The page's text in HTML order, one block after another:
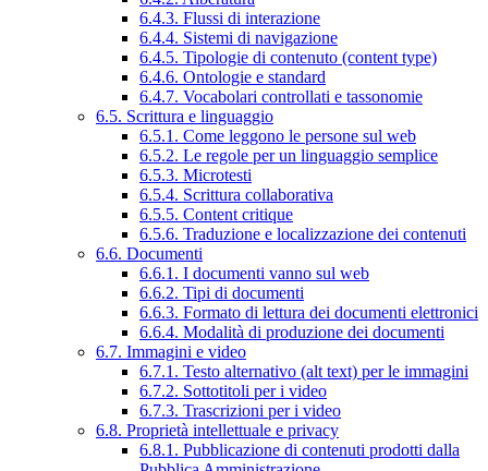
6.4.3. Flussi di interazione
6.4.4. Sistemi di navigazione
6.4.5. Tipologie di contenuto (content type)
6.4.6. Ontologie e standard
6.4.7. Vocabolari controllati e tassonomie
6.5. Scrittura e linguaggio
6.5.1. Come leggono le persone sul web
6.5.2. Le regole per un linguaggio semplice
6.5.3. Microtesti
6.5.4. Scrittura collaborativa
6.5.5. Content critique
6.5.6. Traduzione e localizzazione dei contenuti
6.6. Documenti
6.6.1. I documenti vanno sul web
6.6.2. Tipi di documenti
6.6.3. Formato di lettura dei documenti elettronici
6.6.4. Modalità di produzione dei documenti
6.7. Immagini e video
6.7.1. Testo alternativo (alt text) per le immagini
6.7.2. Sottotitoli per i video
6.7.3. Trascrizioni per i video
6.8. Proprietà intellettuale e privacy
6.8.1. Pubblicazione di contenuti prodotti dalla